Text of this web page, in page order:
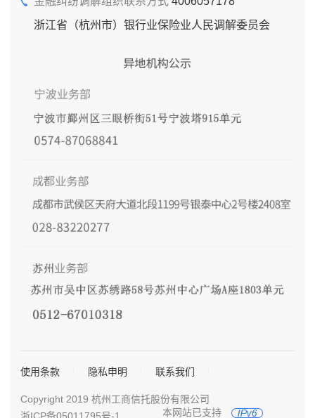
浙江省（杭州市）银行业保险业人民调解委员会
使用条款 隐私申明 联系我们
Copyright 2019 杭州工商信托股份有限公司
本网站已支持